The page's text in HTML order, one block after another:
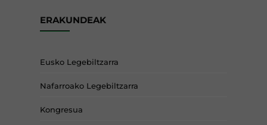
ERAKUNDEAK
Eusko Legebiltzarra
Nafarroako Legebiltzarra
Kongresua